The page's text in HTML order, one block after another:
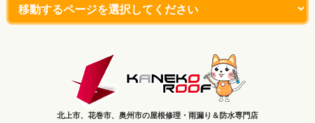
北上市、花巻市、奥州市の屋根修理・雨漏り＆防水専門店